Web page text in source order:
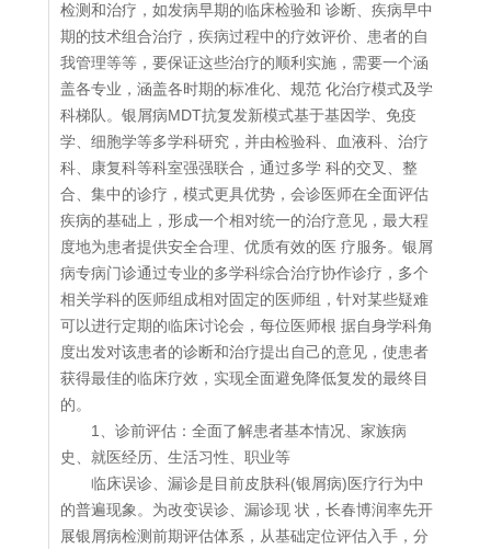
检测和治疗，如发病早期的临床检验和 诊断、疾病早中
期的技术组合治疗，疾病过程中的疗效评价、患者的自
我管理等等，要保证这些治疗的顺利实施，需要一个涵
盖各专业，涵盖各时期的标准化、规范 化治疗模式及学
科梯队。银屑病MDT抗复发新模式基于基因学、免疫
学、细胞学等多学科研究，并由检验科、血液科、治疗
科、康复科等科室强强联合，通过多学 科的交叉、整
合、集中的诊疗，模式更具优势，会诊医师在全面评估
疾病的基础上，形成一个相对统一的治疗意见，最大程
度地为患者提供安全合理、优质有效的医 疗服务。银屑
病专病门诊通过专业的多学科综合治疗协作诊疗，多个
相关学科的医师组成相对固定的医师组，针对某些疑难
可以进行定期的临床讨论会，每位医师根 据自身学科角
度出发对该患者的诊断和治疗提出自己的意见，使患者
获得最佳的临床疗效，实现全面避免降低复发的最终目
的。
1、诊前评估：全面了解患者基本情况、家族病
史、就医经历、生活习性、职业等
临床误诊、漏诊是目前皮肤科(银屑病)医疗行为中
的普遍现象。为改变误诊、漏诊现 状，长春博润率先开
展银屑病检测前期评估体系，从基础定位评估入手，分